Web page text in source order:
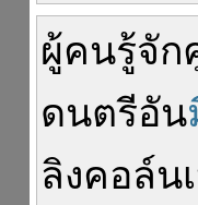
ผู้คนรู้จัก
ดนตรีอัน
ลิงคอล์น